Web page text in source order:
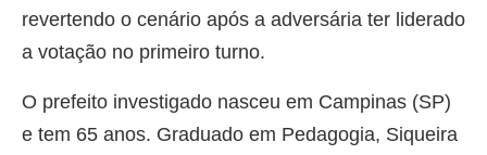
revertendo o cenário após a adversária ter liderado
a votação no primeiro turno.
O prefeito investigado nasceu em Campinas (SP)
e tem 65 anos. Graduado em Pedagogia, Siqueira